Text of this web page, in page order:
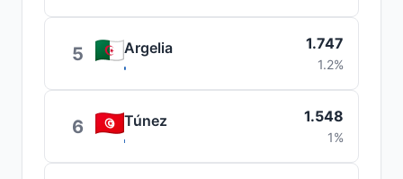
5 Argelia 1.747
1.2%
6 Túnez 1.548
1%